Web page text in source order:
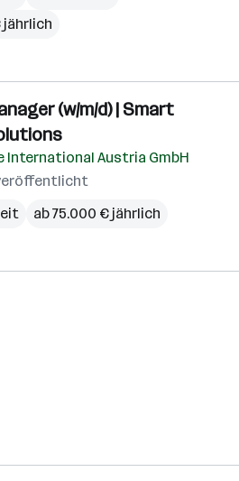
jährlich
(w/m/d) | Smart
International Austria GmbH
ab 75.000 € jährlich